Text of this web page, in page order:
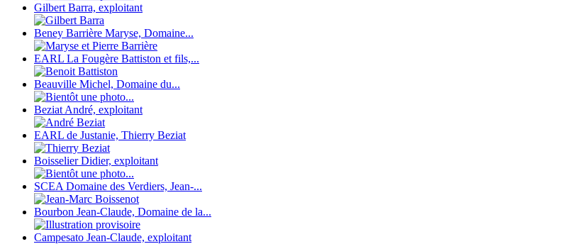
Gilbert Barra, exploitant
Beney Barrière Maryse, Domaine...
EARL La Fougère Battiston et fils,...
Beauville Michel, Domaine du...
Beziat André, exploitant
EARL de Justanie, Thierry Beziat
Boisselier Didier, exploitant
SCEA Domaine des Verdiers, Jean-...
Bourbon Jean-Claude, Domaine de la...
Campesato Jean-Claude, exploitant